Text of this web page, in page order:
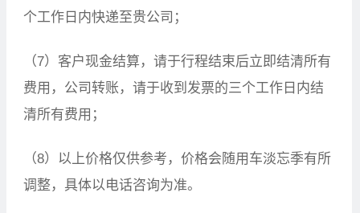
个工作日内快递至贵公司；
（7）客户现金结算，请于行程结束后立即结清所有
费用，公司转账，请于收到发票的三个工作日内结
清所有费用；
（8）以上价格仅供参考，价格会随用车淡忘季有所
调整，具体以电话咨询为准。